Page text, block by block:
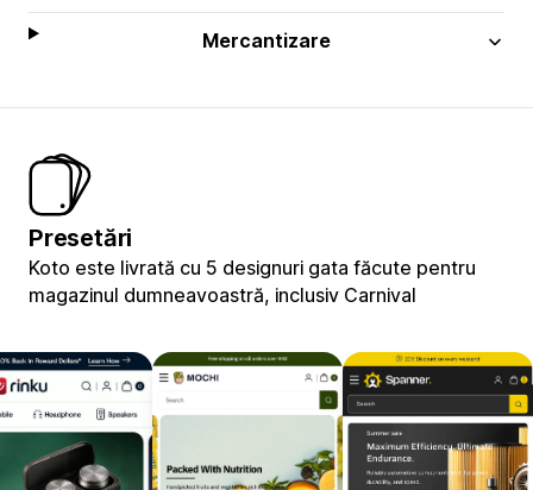
Mercantizare
Presetări
Koto este livrată cu 5 designuri gata făcute pentru
magazinul dumneavoastră, inclusiv Carnival